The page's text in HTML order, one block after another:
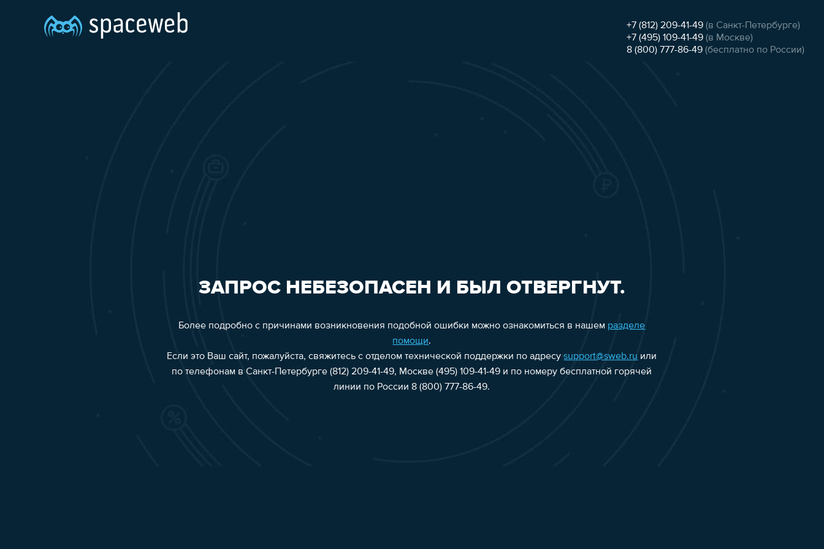
+7 (812) 209-41-49 (в Санкт-Петербурге)
+7 (495) 109-41-49 (в Москве)
8 (800) 777-86-49 (бесплатно по России)
ЗАПРОС НЕБЕЗОПАСЕН И БЫЛ ОТВЕРГНУТ.
Более подробно с причинами возникновения подобной ошибки можно ознакомиться в нашем разделе
помощи.
Если это Ваш сайт, пожалуйста, свяжитесь с отделом технической поддержки по адресуsupport@sweb.ru или
по телефонам в Санкт-Петербурге (812) 209-41-49, Москве (495) 109-41-49 и по номеру бесплатной горячей
линии по России 8 (800) 777-86-49.